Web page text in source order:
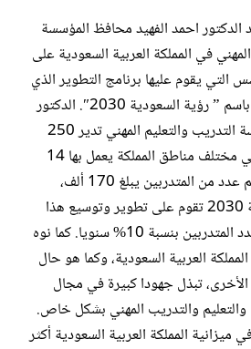
الدكتور احمد الفهيد محافظ المؤسسة
في المملكة العربية السعودية على
التي يقوم عليها برنامج التطوير الذي
اقرته المملكة والمعروف باسم ” رؤية السعودية 2030″. الدكتور
الفهيد أشار الى ان مؤسسة التدريب والتعليم المهني تدير 250
منشأة ومؤسسة تنتشر في مختلف مناطق المملكة يعمل بها 14
ألف مدرس ومدرب وتضم عدد من المتدربين يبلغ 170 ألف،
مضيفا ان رؤية السعودية 2030 تقوم على تطوير وتوسيع هذا
المجال بحيث يتم رفع عدد المتدربين بنسبة 10% سنويا. كما نوه
العربية السعودية، وكما هو حال
الأخرى، تبذل جهودا كبيرة في مجال
والتدريب المهني بشكل خاص.
المملكة العربية السعودية أكثر